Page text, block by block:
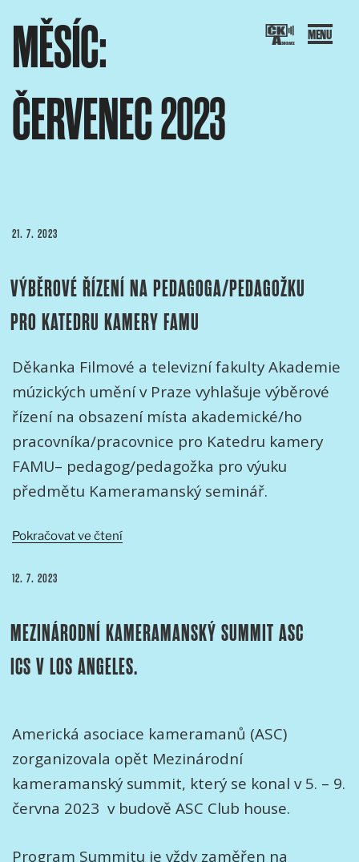
obsahu
ČESKÝCH KAMERAMANŮ
portál Asociace českých kameramanů
MĚSÍC:
ČERVENEC 2023
PUBLIKOVÁNO
21. 7. 2023
VÝBĚROVÉ ŘÍZENÍ NA PEDAGOGA/PEDAGOŽKU
PRO KATEDRU KAMERY FAMU
Děkanka Filmové a televizní fakulty Akademie
múzických umění v Praze vyhlašuje výběrové
řízení na obsazení místa akademické/ho
pracovníka/pracovnice pro Katedru kamery
FAMU– pedagog/pedagožka pro výuku
předmětu Kameramanský seminář.
Pokračovat ve čtení„Výběrové
Katedru
FAMU“
PUBLIKOVÁNO
12. 7. 2023
MEZINÁRODNÍ KAMERAMANSKÝ SUMMIT ASC
ICS V LOS ANGELES.
Americká asociace kameramanů (ASC)
zorganizovala opět Mezinárodní
kameramanský summit, který se konal v 5. – 9.
června 2023 v budově ASC Club house.
Program Summitu je vždy zaměřen na